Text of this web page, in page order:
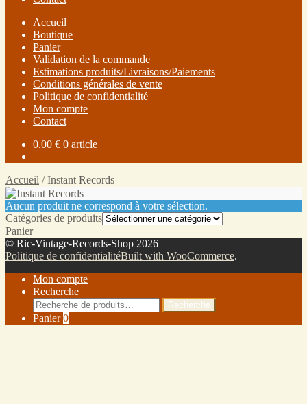
Accueil
Boutique
Panier
Validation de la commande
Estimations produits/Livraisons/Paiements
Conditions générales de vente
Politique de confidentialité
Mon compte
Contact
0.00 € 0 article
Accueil /Instant Records
Aucun produit ne correspond à votre sélection.
Catégories de produits
Panier
© Ric-Vintage-Records-Shop 2026
Politique de confidentialitéBuilt with WooCommerce.
Mon compte
Recherche
Recherche
Panier0